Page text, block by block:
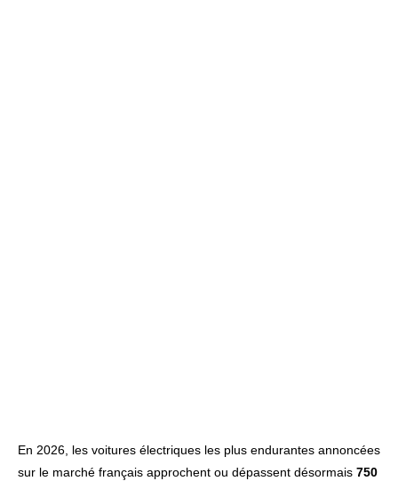
En 2026, les voitures électriques les plus endurantes annoncées
sur le marché français approchent ou dépassent désormais 750